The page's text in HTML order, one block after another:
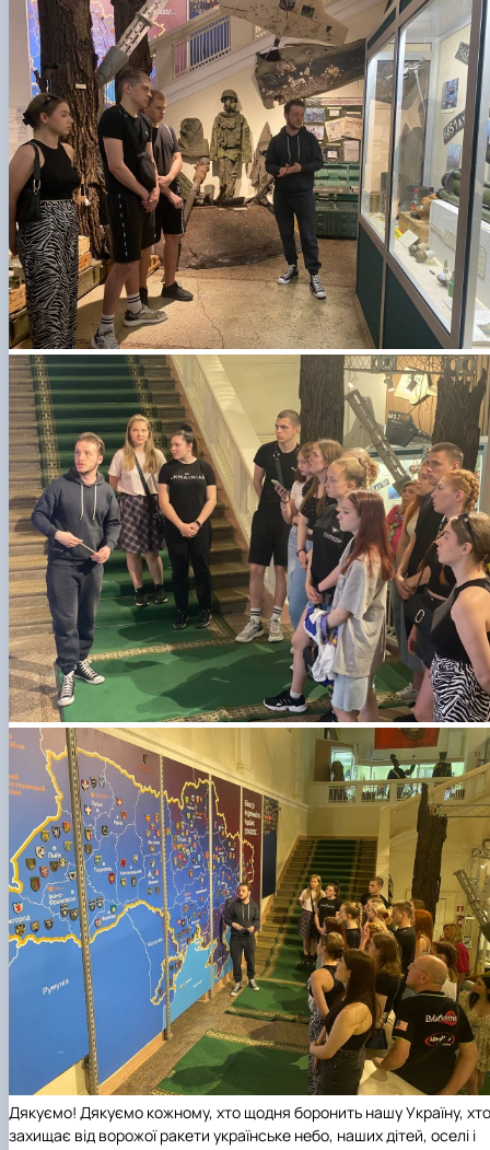
Дякуємо! Дякуємо кожному, хто щодня боронить нашу Україну, хто
захищає від ворожої ракети українське небо, наших дітей, оселі і